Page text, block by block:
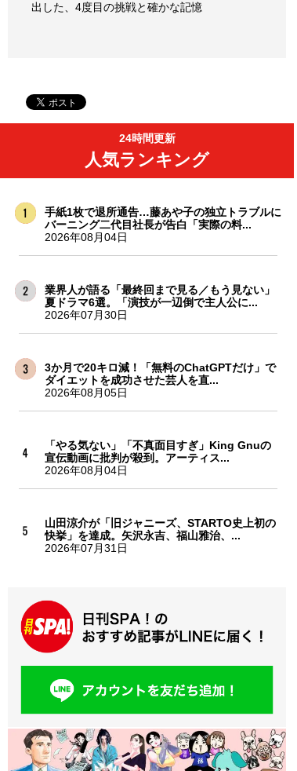
出した、4度目の挑戦と確かな記憶
24時間更新
人気ランキング
手紙1枚で退所通告…藤あや子の独立トラブルに
バーニング二代目社長が告白「実際の料...
2026年08月04日
業界人が語る「最終回まで見る／もう見ない」
夏ドラマ6選。「演技が一辺倒で主人公に...
2026年07月30日
3か月で20キロ減！「無料のChatGPTだけ」で
ダイエットを成功させた芸人を直...
2026年08月05日
「やる気ない」「不真面目すぎ」King Gnuの
宣伝動画に批判が殺到。アーティス...
2026年08月04日
山田涼介が「旧ジャニーズ、STARTO史上初の
快挙」を達成。矢沢永吉、福山雅治、...
2026年07月31日